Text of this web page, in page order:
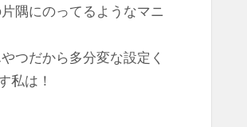
隅にのってるようなマニ
つだから多分変な設定く
私は！